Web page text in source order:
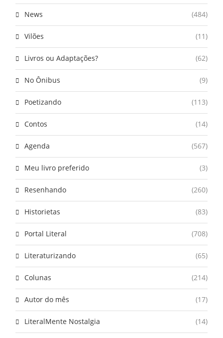
News (484)
Vilões (11)
Livros ou Adaptações? (62)
No Ônibus (9)
Poetizando (113)
Contos (14)
Agenda (567)
Meu livro preferido (3)
Resenhando (260)
Historietas (83)
Portal Literal (708)
Literaturizando (65)
Colunas (214)
Autor do mês (17)
LiteralMente Nostalgia (14)